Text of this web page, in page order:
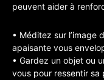
peuvent aider à
• Méditez sur l’image
apaisante vous
• Gardez un objet ou
vous pour ressentir